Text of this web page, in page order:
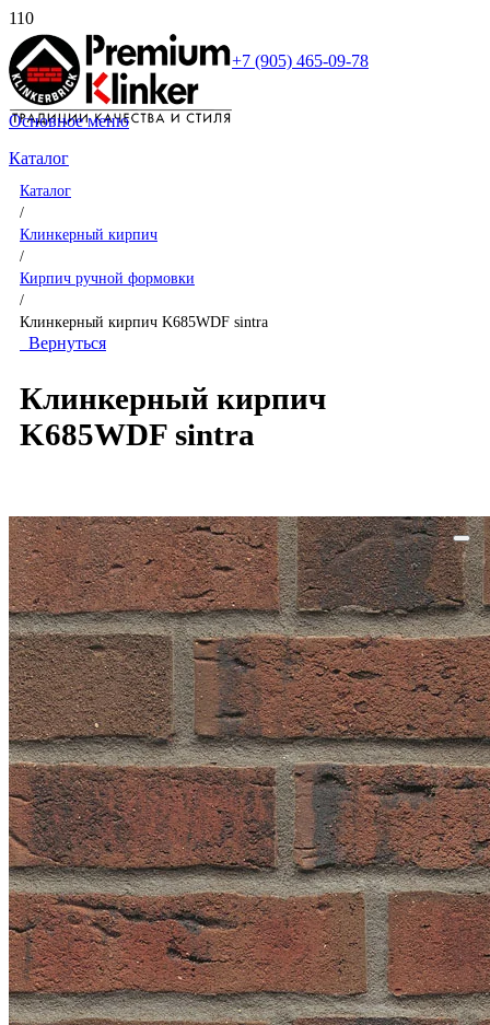
+7 (905) 465-09-78
Основное меню
Каталог
Каталог
/
Клинкерный кирпич
/
Кирпич ручной формовки
/
Клинкерный кирпич K685WDF sintra
Вернуться
Клинкерный кирпич
K685WDF sintra